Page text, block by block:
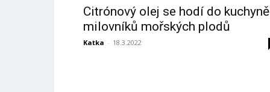
Citrónový olej se hodí do kuchyně
milovníků mořských plodů
Katka - 18.3.2022